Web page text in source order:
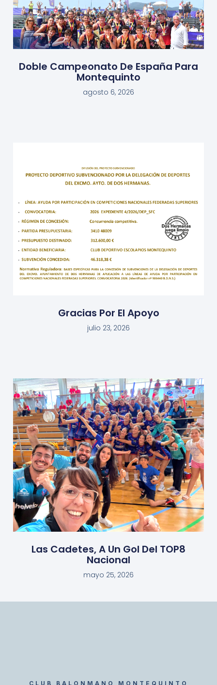
Doble Campeonato De España Para
Montequinto
agosto 6, 2026
Gracias Por El Apoyo
julio 23, 2026
Las Cadetes, A Un Gol Del TOP8
Nacional
mayo 25, 2026
CLUB BALONMANO MONTEQUINTO